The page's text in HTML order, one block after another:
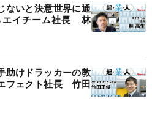
ないと決意世界に通
エイチーム社長 林
助けドラッカーの教
フェクト社長 竹田